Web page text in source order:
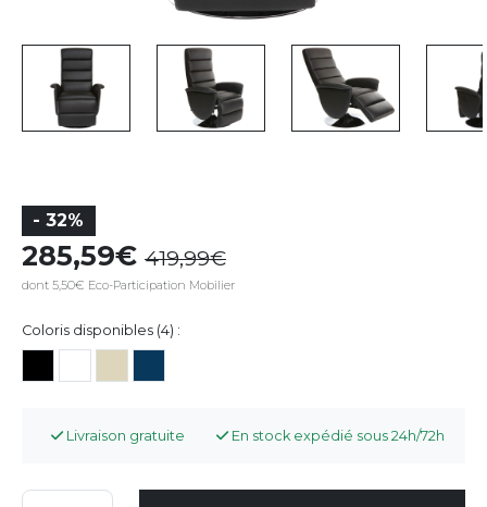
- 32%
285,59 419,99
dont 5,50€ Eco-Participation Mobilier
Coloris disponibles (4) :
Livraison gratuite En stock expédié sous 24h/72h